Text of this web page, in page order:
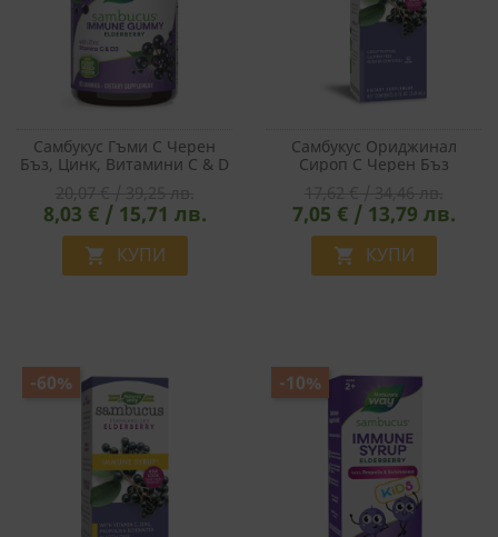
Самбукус Гъми С Черен
Бъз, Цинк, Витамини С & D
8,03 € / 15,71 лв.
 КУПИ
Самбукус Ориджинал
Сироп С Черен Бъз
7,05 € / 13,79 лв.
 КУПИ
-60% -10%